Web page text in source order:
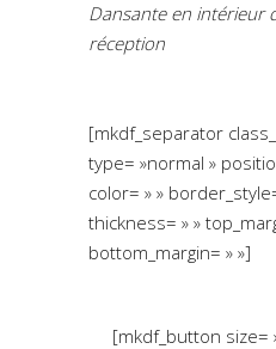
Dansante en intérieur
réception
[mkdf_separator
type= »normal »
color= » »
thickness= » »
bottom_margin= » »]
[mkdf_button size=